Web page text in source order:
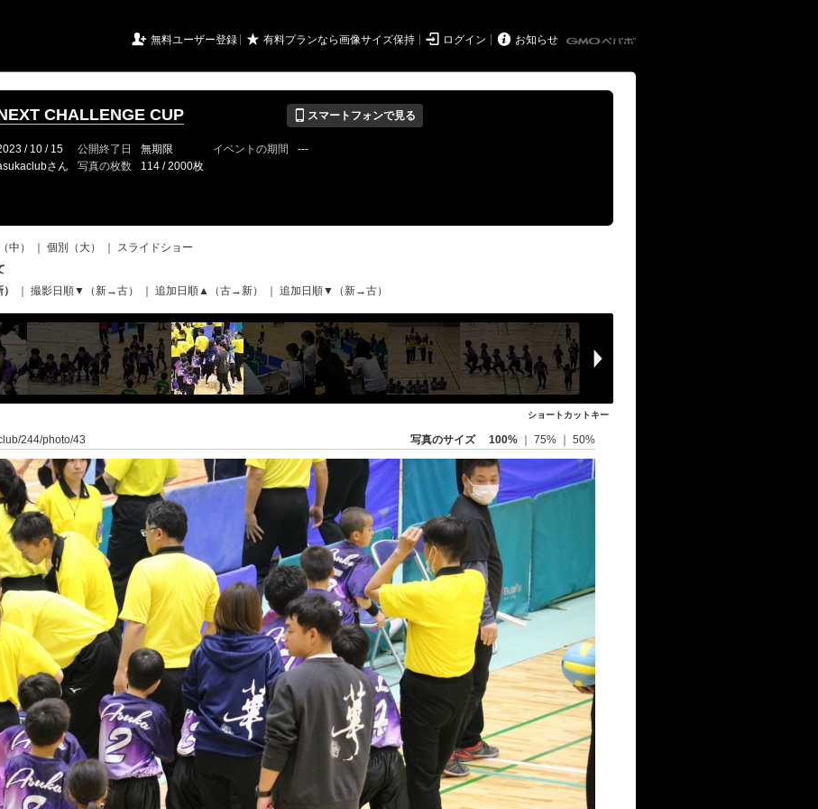
 無料ユーザー登録 ★ 有料プランなら画像サイズ保持  ログイン  お知らせ
CHALLENGE CUP 📱 スマートフォンで見る
/ 10 / 15 公開終了日 無期限 イベントの期間
---
さん 写真の枚数 114 / 2000枚
中） 個別（大）
スライドショー
撮影日順▼（新→古） 追加日順▲（古→新） 追加日順▼（新→古）
ショートカットキー
244/photo/43 写真のサイズ 100% 75% 50%